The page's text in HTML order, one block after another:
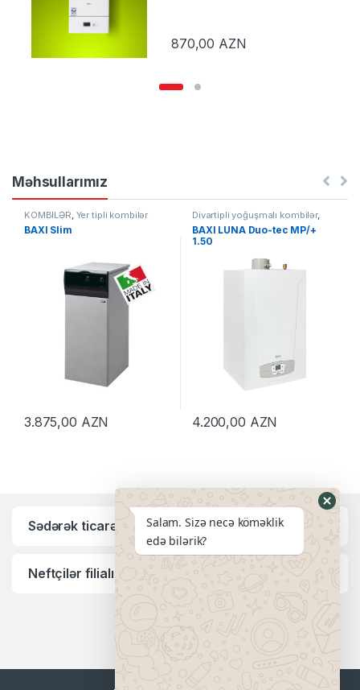
870,00 AZN
Məhsullarımız
KOMBİLƏR, Yer tipli kombilər
BAXI Slim
3.875,00 AZN
Divartipli yoğuşmalı kombilər,
KOMBİLƏR
BAXI LUNA Duo-tec MP/+
1.50
4.200,00 AZN
Sədərək ticarət mərkəzi filialı:
Neftçilər filialı:
Salam. Sizə necə köməklik
edə bilərik?